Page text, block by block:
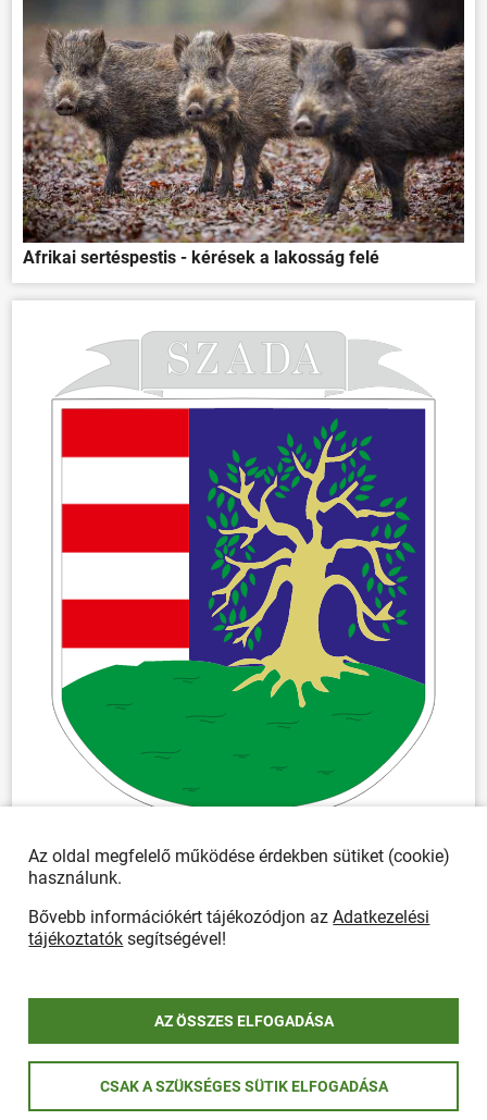
Afrikai sertéspestis - kérések a lakosság felé
Az oldal megfelelő működése érdekben sütiket (cookie)
használunk.
Bővebb információkért tájékozódjon azAdatkezelési
tájékoztatók segítségével!
AZ ÖSSZES ELFOGADÁSA
CSAK A SZÜKSÉGES SÜTIK ELFOGADÁSA